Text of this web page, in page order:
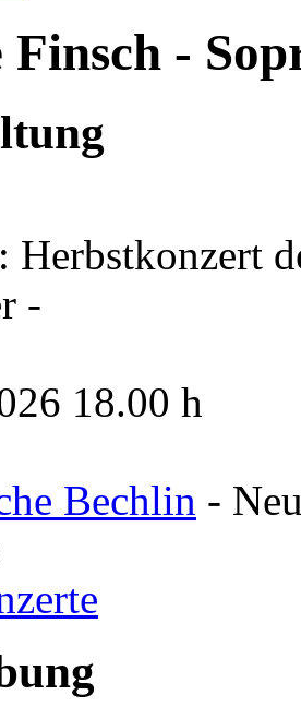
Finsch -
Herbstkonzert
-
18.00 h
Bechlin -